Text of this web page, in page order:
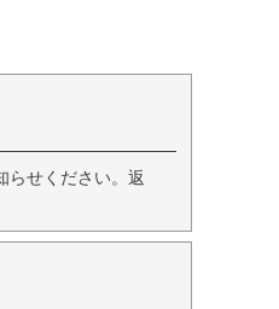
らせください。返